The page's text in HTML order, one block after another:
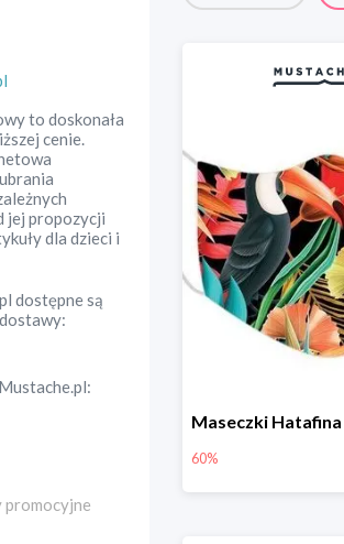
to doskonała
cenie.
jej propozycji
dla dzieci i
dostępne są
Mustache.pl:
promocyjne
60%